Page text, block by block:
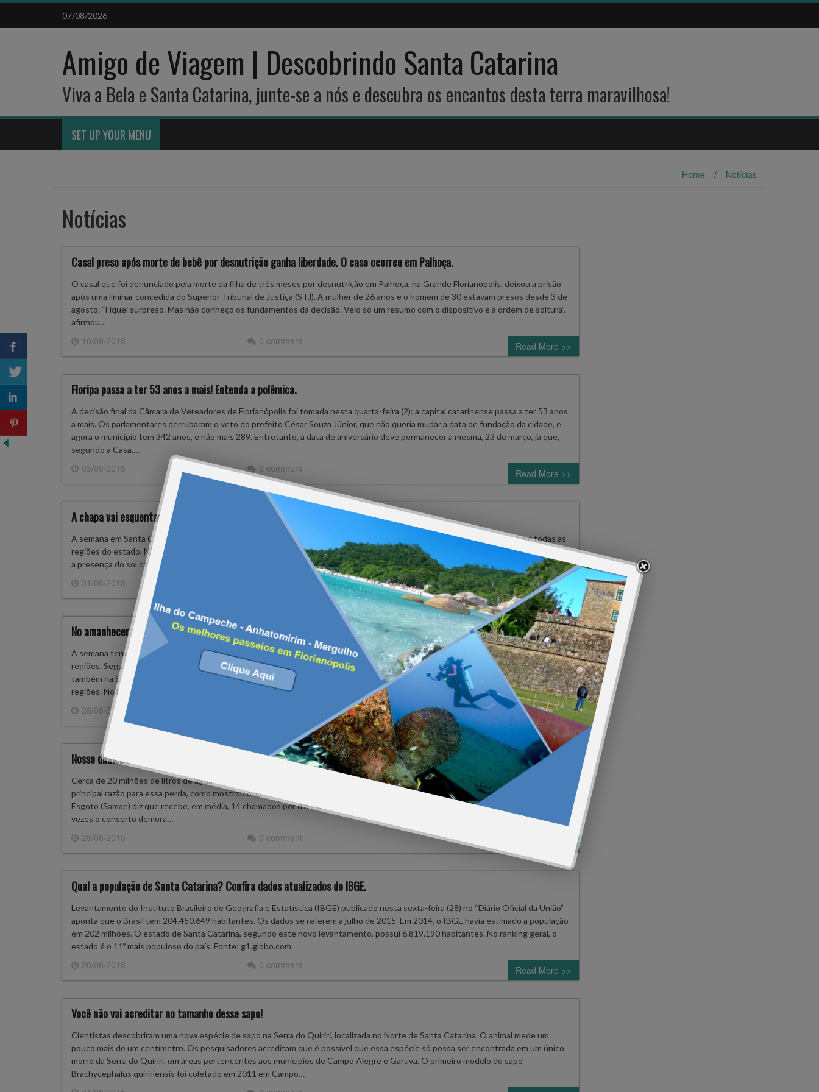
Skip
content
07/08/2026
Amigo de Viagem | Descobrindo Santa Catarina
Viva a Bela e Santa Catarina, junte-se a nós e descubra os encantos desta terra maravilhosa!
SET UP YOUR MENU
Home / Notícias
Notícias
Casal preso após morte de bebê por desnutrição ganha liberdade. O caso ocorreu em Palhoça.
O casal que foi denunciado pela morte da filha de três meses por desnutrição em Palhoça, na Grande Florianópolis, deixou a prisão
após uma liminar concedida do Superior Tribunal de Justiça (STJ). A mulher de 26 anos e o homem de 30 estavam presos desde 3 de
agosto. “Fiquei surpreso. Mas não conheço os fundamentos da decisão. Veio só um resumo com o dispositivo e a ordem de soltura”,
afirmou…
10/09/2015 0 comment Read More >>
Floripa passa a ter 53 anos a mais! Entenda a polêmica.
A decisão final da Câmara de Vereadores de Florianópolis foi tomada nesta quarta-feira (2): a capital catarinense passa a ter 53 anos
a mais. Os parlamentares derrubaram o veto do prefeito César Souza Júnior, que não queria mudar a data de fundação da cidade, e
agora o município tem 342 anos, e não mais 289. Entretanto, a data de aniversário deve permanecer a mesma, 23 de março, já que,
segundo a Casa,…
03/09/2015 0 comment Read More >>
A chapa vai esquentar!
A semana em Santa Catarina começa com a influência do ar seco, que vai fazer com que a segunda-feira (31) seja de sol em todas as
regiões do estado. Não há previsão de chuva para nenhuma cidade. “Ainda teremos a influência do ar seco, ou seja, a previsão indica
a presença do sol com poucas nuvens em todas as regiões do estado. O destaque novamente vão ser as temperaturas, que…
31/08/2015 Read More >>
No amanhecer de hoje, fez muito frio na serra!
A semana termina com predomínio do ar seco e sol em Santa Catarina. Nesta sexta-feira (28), o amanhecer foi gelado em algumas
regiões. Segundo a estação meteorólogica da Epagri/Ciram, Urupema marcou -1,8ºC pouco antes das 6h. Na cidade de São Joaquim,
também na Serra, teve registro de geada. Apesar do frio no amanhecer, o dia deve ter temperaturas agradáveis em todas as
regiões. No Norte e Sul do estado, os…
28/08/2015 Read More >>
Nosso dinheiro escorrendo literalmente pelo ralo! A situação é preocupante.
Cerca de 20 milhões de litros de água são desperdiçados todos os dias em Blumenau, no Vale do Itajaí. Os vazamentos são a
principal razão para essa perda, como mostrou o Jornal do Almoço de quinta-feira (27). O Serviço Autônomo Municipal de Água e
Esgoto (Samae) diz que recebe, em média, 14 chamados por dia e a manutenção depende da gravidade do problema. Por isso, às
vezes o conserto demora…
28/08/2015 0 comment
Qual a população de Santa Catarina? Confira dados atualizados do IBGE.
Levantamento do Instituto Brasileiro de Geografia e Estatística (IBGE) publicado nesta sexta-feira (28) no “Diário Oficial da União”
aponta que o Brasil tem 204.450.649 habitantes. Os dados se referem a julho de 2015. Em 2014, o IBGE havia estimado a população
em 202 milhões. O estado de Santa Catarina, segundo este novo levantamento, possui 6.819.190 habitantes. No ranking geral, o
estado é o 11º mais populoso do país. Fonte: g1.globo.com
28/08/2015 0 comment Read More >>
Você não vai acreditar no tamanho desse sapo!
Cientistas descobriram uma nova espécie de sapo na Serra do Quiriri, localizada no Norte de Santa Catarina. O animal mede um
pouco mais de um centímetro. Os pesquisadores acreditam que é possível que essa espécie só possa ser encontrada em um único
morro da Serra do Quiriri, em áreas pertencentes aos municípios de Campo Alegre e Garuva. O primeiro modelo do sapo
Brachycephalus quiririensis foi coletado em 2011 em Campo…